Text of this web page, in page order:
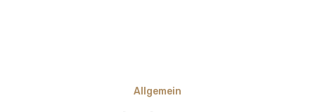
Allgemein